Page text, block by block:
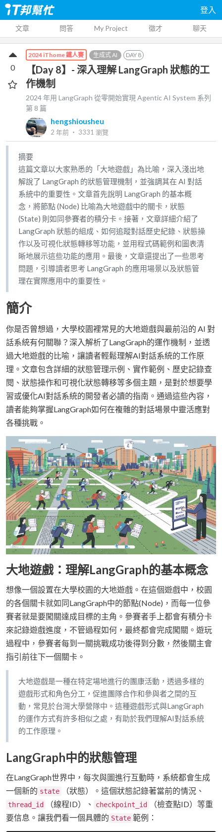
登入
文章 問答 My Project 徵才 聊天
2024 iThome 鐵人賽 生成式 AI DAY 8
【Day 8】- 深入理解 LangGraph 狀態的工
作機制
2024 年用 LangGraph 從零開始實現 Agentic AI System 系列
第 8 篇
hengshiousheu
2 年前 ‧ 3331 瀏覽
0
摘要
這篇文章以大家熟悉的「大地遊戲」為比喻，深入淺出地
解說了 LangGraph 的狀態管理機制，並強調其在 AI 對話
系統中的重要性。文章首先說明 LangGraph 的基本概
念，將節點 (Node) 比喻為大地遊戲中的關卡，狀態
(State) 則如同參賽者的積分卡。接著，文章詳細介紹了
LangGraph 狀態的組成、如何追蹤對話歷史紀錄、狀態操
作以及可視化狀態轉移等功能，並用程式碼範例和圖表清
晰地展示這些功能的應用。最後，文章還提出了一些思考
問題，引導讀者思考 LangGraph 的應用場景以及狀態管
理在實際應用中的重要性。
簡介
你是否曾想過，大學校園裡常見的大地遊戲與最前沿的 AI 對
話系統有何關聯？深入解析了LangGraph的運作機制，並透
過大地遊戲的比喻，讓讀者輕鬆理解AI對話系統的工作原
理。文章包含詳細的狀態管理示例、實作範例、歷史記錄查
閱、狀態操作和可視化狀態轉移等多個主題，是對於想要學
習或優化AI對話系統的開發者必讀的指南。通過這些內容，
讀者能夠掌握LangGraph如何在複雜的對話場景中靈活應對
各種挑戰。
大地遊戲：理解LangGraph的基本概念
想像一個設置在大學校園的大地遊戲。在這個遊戲中，校園
的各個關卡就如同LangGraph中的節點(Node)，而每一位參
賽者就是要闖關達成目標的主角。參賽者手上都會有積分卡
來記錄遊戲進度，不管過程如何，最終都會完成闖關。遊玩
過程中，參賽者每到一關挑戰成功後得到分數，然後關主會
指引前往下一個關卡。
大地遊戲是一種在特定場地進行的團康活動，透過多樣的
遊戲形式和角色分工，促進團隊合作和參與者之間的互
動，常見於台灣大學營隊中。這種遊戲形式與LangGraph
的運作方式有許多相似之處，有助於我們理解AI對話系統
的工作原理。
LangGraph中的狀態管理
在LangGraph世界中，每次與圖進行互動時，系統都會生成
一個新的 state （狀態）。這個狀態記錄著當前的情況、
thread_id （線程ID）、 checkpoint_id
（檢查點ID）等重
要信息。讓我們看一個具體的 State 範例：